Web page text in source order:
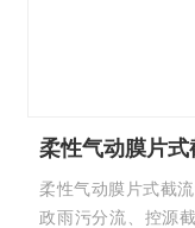
柔性气动膜片式
柔性气动膜片式截
政雨污分流、控源